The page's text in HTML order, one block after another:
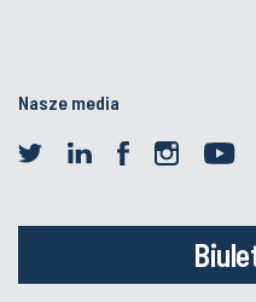
Nasze media